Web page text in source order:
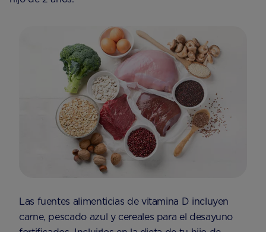
Las fuentes alimenticias de vitamina D incluyen
carne, pescado azul y cereales para el desayuno